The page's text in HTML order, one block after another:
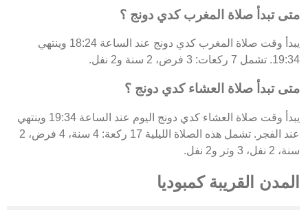
متى تبدأ صلاة المغرب كدي دونج ؟
يبدأ وقت صلاة المغرب كدي دونج عند الساعة 18:24 وينتهي
19:34. تشمل 7 ركعات: 3 فرض، 2 سنة و2 نفل.
متى تبدأ صلاة العشاء كدي دونج ؟
يبدأ وقت صلاة العشاء كدي دونج اليوم عند الساعة 19:34 وينتهي
عند الفجر. تشمل هذه الصلاة الليلية 17 ركعة: 4 سنة، 4 فرض، 2
سنة، 2 نفل، 3 وتر و2 نفل.
المدن القريبة كمبوديا